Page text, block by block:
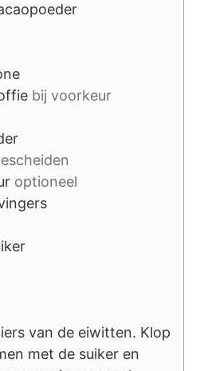
bij voorkeur
optioneel
van de eiwitten. Klop
met de suiker en